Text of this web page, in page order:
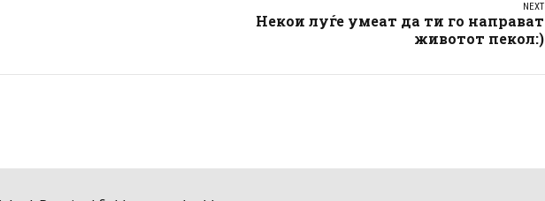
NEXT
Некои луѓе умеат да ти го направат
животот пекол:)